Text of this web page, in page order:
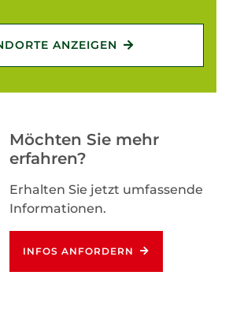
ANZEIGEN
Möchten Sie mehr
erfahren?
Erhalten Sie jetzt umfassende
Informationen.
INFOS ANFORDERN